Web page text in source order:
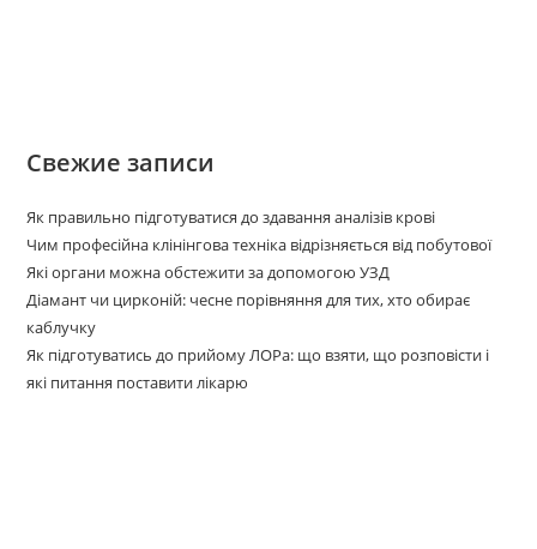
Свежие записи
Як правильно підготуватися до здавання аналізів крові
Чим професійна клінінгова техніка відрізняється від побутової
Які органи можна обстежити за допомогою УЗД
Діамант чи цирконій: чесне порівняння для тих, хто обирає
каблучку
Як підготуватись до прийому ЛОРа: що взяти, що розповісти і
які питання поставити лікарю